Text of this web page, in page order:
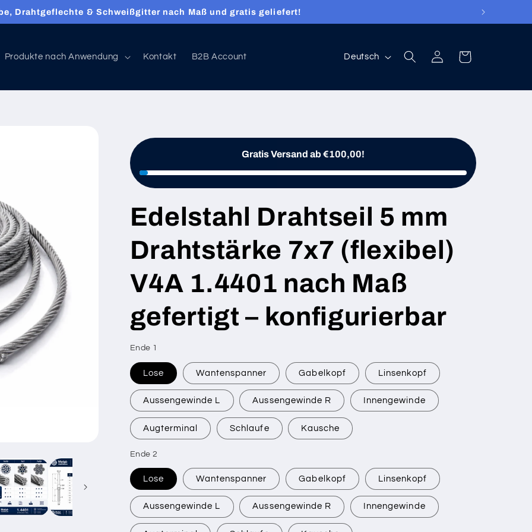
Drahtgeflechte & Schweißgitter nach Maß und gratis geliefert!
Produkte nach Anwendung Kontakt B2B Account Sprache
Deutsch EinloggenWarenkorb
Gratis Versand ab €100,00!
Edelstahl Drahtseil 5 mm
Drahtstärke 7x7 (flexibel)
V4A 1.4401 nach Maß
gefertigt – konfigurierbar
SKU:
Ende 1
Lose Wantenspanner Gabelkopf Linsenkopf
Aussengewinde L Aussengewinde R Innengewinde
Augterminal Schlaufe Kausche
Ende 2
Lose Wantenspanner Gabelkopf Linsenkopf
Aussengewinde L Aussengewinde R Innengewinde